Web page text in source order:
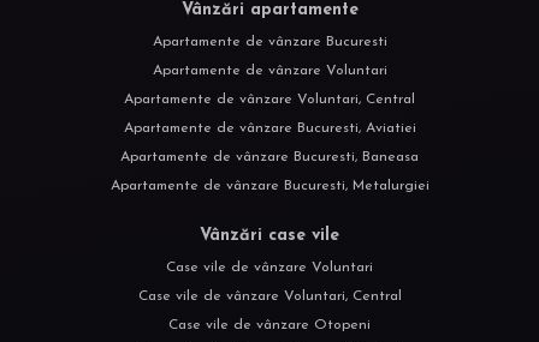
Vânzări apartamente
Apartamente de vânzare Bucuresti
Apartamente de vânzare Voluntari
Apartamente de vânzare Voluntari, Central
Apartamente de vânzare Bucuresti, Aviatiei
Apartamente de vânzare Bucuresti, Baneasa
Apartamente de vânzare Bucuresti, Metalurgiei
Vânzări case vile
Case vile de vânzare Voluntari
Case vile de vânzare Voluntari, Central
Case vile de vânzare Otopeni